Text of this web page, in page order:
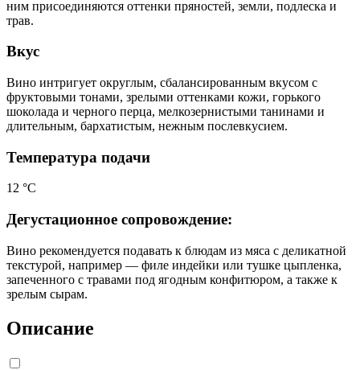
ним присоединяются оттенки пряностей, земли, подлеска и
трав.
Вкус
Вино интригует округлым, сбалансированным вкусом с
фруктовыми тонами, зрелыми оттенками кожи, горького
шоколада и черного перца, мелкозернистыми танинами и
длительным, бархатистым, нежным послевкусием.
Температура подачи
12 °С
Дегустационное сопровождение:
Вино рекомендуется подавать к блюдам из мяса с деликатной
текстурой, например — филе индейки или тушке цыпленка,
запеченного с травами под ягодным конфитюром, а также к
зрелым сырам.
Описание